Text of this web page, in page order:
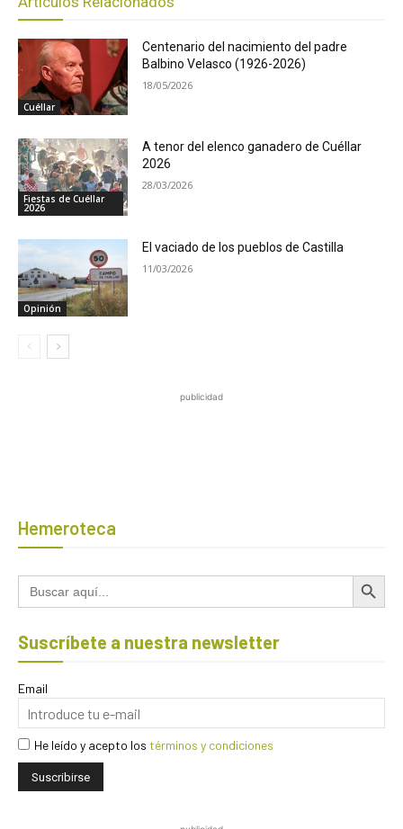
Cuéllar
Centenario del nacimiento del padre
Balbino Velasco (1926-2026)
18/05/2026
Fiestas de Cuéllar
2026
A tenor del elenco ganadero de Cuéllar
2026
28/03/2026
Opinión
El vaciado de los pueblos de Castilla
11/03/2026
publicidad
Hemeroteca
Buscar: Botón de
Suscríbete a nuestra newsletter
Email
He leído y acepto los términos y condiciones